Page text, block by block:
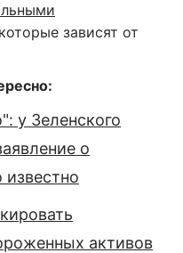
зависят от
у Зеленского
о
известно
активов